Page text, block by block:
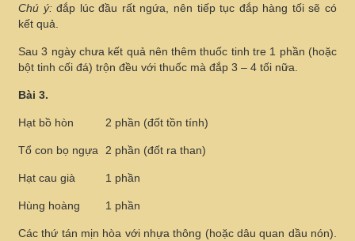
Chú ý:đắp lúc đầu rất ngứa, nên tiếp tục đắp hàng tối sẽ có
kết quả.
Sau 3 ngày chưa kết quả nên thêm thuốc tinh tre 1 phần (hoặc
bột tinh cối đá) trộn đều với thuốc mà đắp 3 – 4 tối nữa.
Bài 3.
Hạt bồ hòn 2 phần (đốt tồn tính)
Tổ con bọ ngựa 2 phần (đốt ra than)
Hạt cau già 1 phần
Hùng hoàng 1 phần
Các thứ tán mịn hòa với nhựa thông (hoặc dâu quan dầu nón).